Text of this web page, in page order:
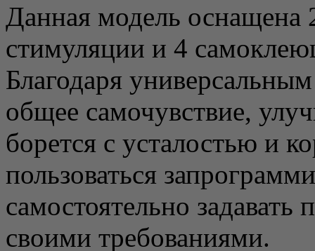
Данная модель оснащена
стимуляции и 4
Благодаря
общее самочувствие,
борется с усталостью и
пользоваться
самостоятельно задавать
своими требованиями.